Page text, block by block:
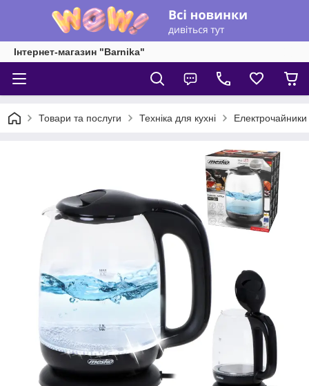
Інтернет-магазин "Barnika"
Товари та послуги Техніка для кухні